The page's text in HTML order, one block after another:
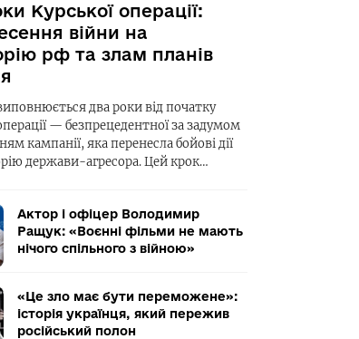
Курської операції:
війни на
рф та злам планів
два роки від початку
— безпрецедентної за задумом
кампанії, яка перенесла бойові дії
держави-агресора. Цей крок…
Актор і офіцер Володимир
Ращук: «Воєнні фільми не мають
нічого спільного з війною»
«Це зло має бути переможене»:
історія українця, який пережив
російський полон